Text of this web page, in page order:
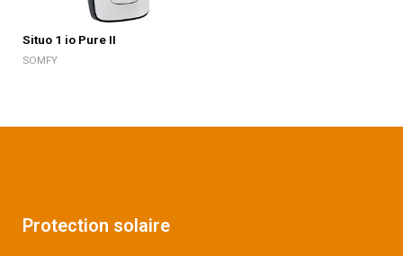
Situo 1 io Pure II
SOMFY
Protection solaire